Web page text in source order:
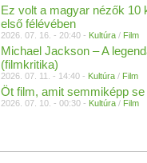
Ez volt a magyar nézők 10
első félévében
2026. 07. 16. - 20:40 - Kultúra / Film
Michael Jackson – A
(filmkritika)
2026. 07. 11. - 14:40 - Kultúra / Film
Öt film, amit semmiképp
2026. 07. 10. - 00:30 - Kultúra / Film